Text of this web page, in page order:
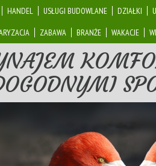
HANDEL USŁUGI BUDOWLANE DZIAŁKI
ZABAWA BRANŻE WAKACJE